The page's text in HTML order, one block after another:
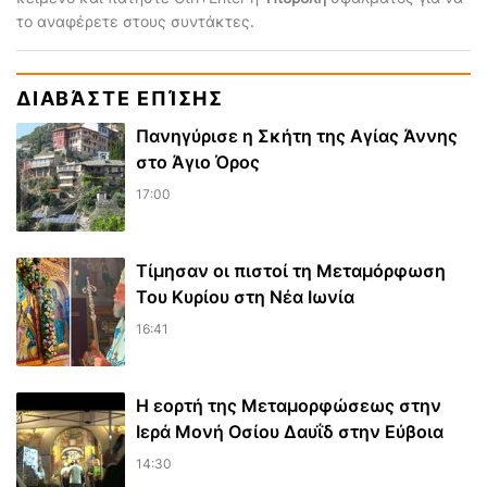
το αναφέρετε στους συντάκτες.
ΔΙΑΒΆΣΤΕ ΕΠΊΣΗΣ
Πανηγύρισε η Σκήτη της Αγίας Άννης
στο Άγιο Όρος
17:00
Τίμησαν οι πιστοί τη Μεταμόρφωση
Του Κυρίου στη Νέα Ιωνία
16:41
Η εορτή της Μεταμορφώσεως στην
Ιερά Μονή Οσίου Δαυΐδ στην Εύβοια
14:30